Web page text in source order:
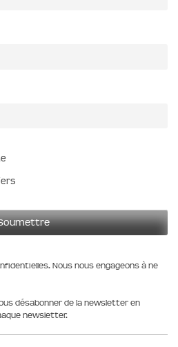
Nous nous engageons à ne
désabonner de la newsletter en
newsletter.